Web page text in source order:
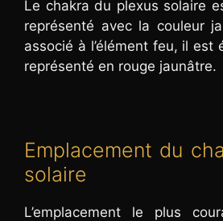
Le chakra du plexus solaire
représenté avec la couleur
associé à l’élément feu, il est
représenté en rouge jaunâtre.
Emplacement du
solaire
L’emplacement le plus